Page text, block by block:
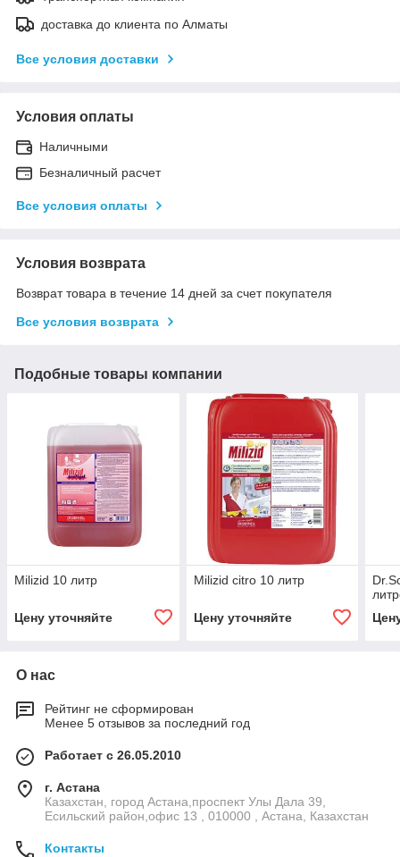
доставка до клиента по Алматы
Все условия доставки
Условия оплаты
Наличными
Безналичный расчет
Все условия оплаты
Условия возврата
Возврат товара в течение 14 дней за счет покупателя
Все условия возврата
Подобные товары компании
Milizid 10 литр
Цену уточняйте
Milizid citro 10 литр
Цену уточняйте
О нас
Рейтинг не сформирован
Менее 5 отзывов за последний год
Работает с 26.05.2010
г. Астана
Казахстан, город Астана,проспект Улы Дала 39,
Есильский район,офис 13 , 010000 , Астана, Казахстан
Контакты